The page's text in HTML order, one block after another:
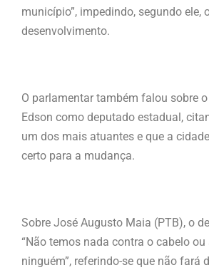
município”, impedindo, segundo ele,
desenvolvimento.
O parlamentar também falou sobre
Edson como deputado estadual,
um dos mais atuantes e que a
certo para a mudança.
Sobre José Augusto Maia (PTB), o
“Não temos nada contra o cabelo ou
ninguém”, referindo-se que não fará